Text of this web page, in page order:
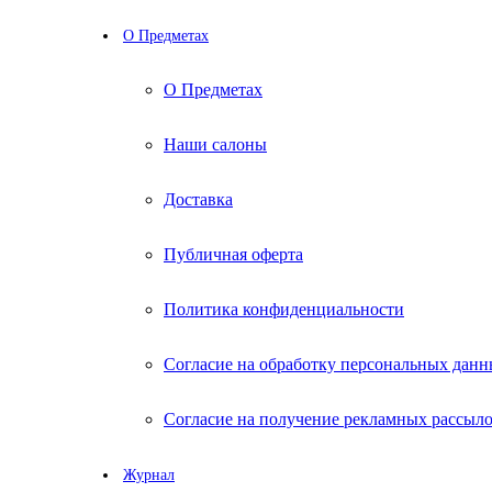
О Предметах
О Предметах
Наши салоны
Доставка
Публичная оферта
Политика конфиденциальности
Согласие на обработку персональных
Согласие на получение рекламных
Журнал